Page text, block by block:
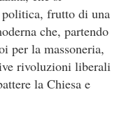
frutto di una
che, partendo
per la massoneria,
rivoluzioni liberali
la Chiesa e